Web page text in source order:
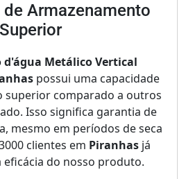
Armazenamento
Superior
d'água Metálico Vertical
possui uma capacidade
superior comparado a outros
Isso significa garantia de
mesmo em períodos de seca
clientes em Piranhas já
do nosso produto.